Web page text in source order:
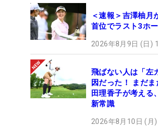
＜速報＞吉澤柚
首位でラスト3ホ
2026年8月9日 (日)
飛ばない人は「左
因だった！ まだ
田理香子が考える
新常識
2026年8月10日 (月